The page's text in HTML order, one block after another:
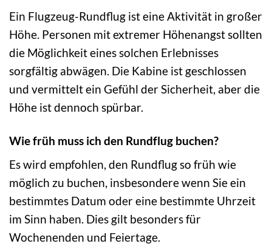
Ein Flugzeug-Rundflug ist eine Aktivität in großer
Höhe. Personen mit extremer Höhenangst sollten
die Möglichkeit eines solchen Erlebnisses
sorgfältig abwägen. Die Kabine ist geschlossen
und vermittelt ein Gefühl der Sicherheit, aber die
Höhe ist dennoch spürbar.
Wie früh muss ich den Rundflug buchen?
Es wird empfohlen, den Rundflug so früh wie
möglich zu buchen, insbesondere wenn Sie ein
bestimmtes Datum oder eine bestimmte Uhrzeit
im Sinn haben. Dies gilt besonders für
Wochenenden und Feiertage.